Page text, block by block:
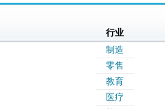
行业
制造
零售
教育
医疗